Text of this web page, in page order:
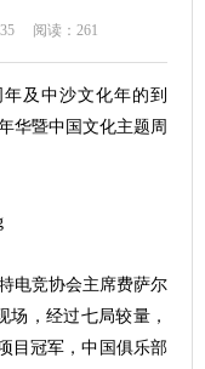
阅读： 261
及中沙文化年的到
华暨中国文化主题周
电竞协会主席费萨尔
场，经过七局较量，
目冠军，中国俱乐部